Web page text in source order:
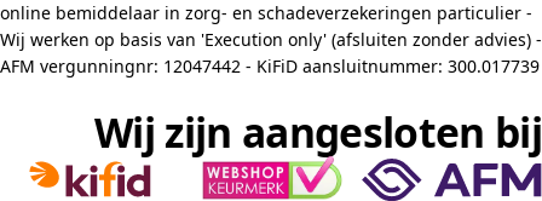
online bemiddelaar in zorg- en schadeverzekeringen particulier -
Wij werken op basis van 'Execution only' (afsluiten zonder advies) -
AFM vergunningnr: 12047442 - KiFiD aansluitnummer: 300.017739
Wij zijn aangesloten bij